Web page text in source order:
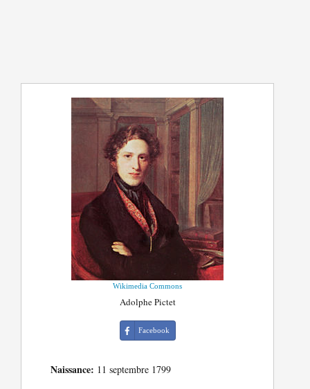
Wikimedia Commons
Adolphe Pictet
Facebook
Naissance: 11 septembre 1799